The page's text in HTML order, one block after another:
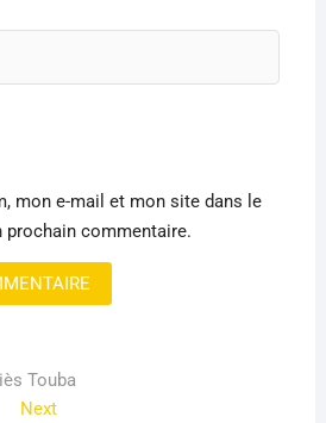
mon e-mail et mon site dans le
prochain commentaire.
Touba
NextNext